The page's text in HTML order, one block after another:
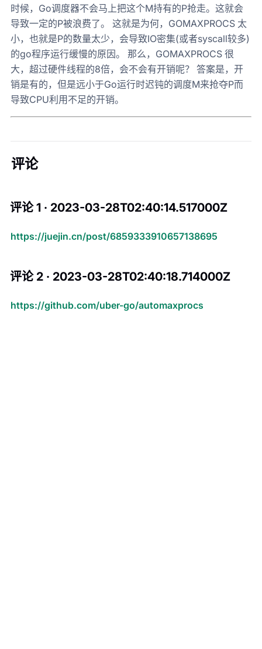
时候，Go调度器不会马上把这个M持有的P抢走。这就会
导致一定的P被浪费了。 这就是为何，GOMAXPROCS 太
小，也就是P的数量太少，会导致IO密集(或者syscall较多)
的go程序运行缓慢的原因。 那么，GOMAXPROCS 很
大，超过硬件线程的8倍，会不会有开销呢？ 答案是，开
销是有的，但是远小于Go运行时迟钝的调度M来抢夺P而
导致CPU利用不足的开销。
评论
评论 1 · 2023-03-28T02:40:14.517000Z
https://juejin.cn/post/6859333910657138695
评论 2 · 2023-03-28T02:40:18.714000Z
https://github.com/uber-go/automaxprocs